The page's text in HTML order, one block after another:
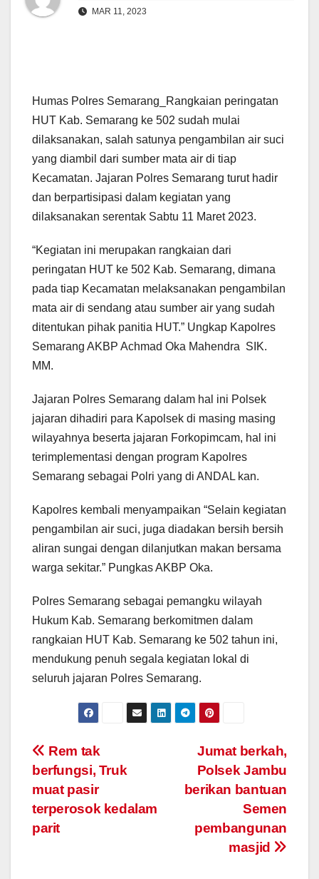
MAR 11, 2023
Humas Polres Semarang_Rangkaian peringatan
HUT Kab. Semarang ke 502 sudah mulai
dilaksanakan, salah satunya pengambilan air suci
yang diambil dari sumber mata air di tiap
Kecamatan. Jajaran Polres Semarang turut hadir
dan berpartisipasi dalam kegiatan yang
dilaksanakan serentak Sabtu 11 Maret 2023.
“Kegiatan ini merupakan rangkaian dari
peringatan HUT ke 502 Kab. Semarang, dimana
pada tiap Kecamatan melaksanakan pengambilan
mata air di sendang atau sumber air yang sudah
ditentukan pihak panitia HUT.” Ungkap Kapolres
Semarang AKBP Achmad Oka Mahendra SIK.
MM.
Jajaran Polres Semarang dalam hal ini Polsek
jajaran dihadiri para Kapolsek di masing masing
wilayahnya beserta jajaran Forkopimcam, hal ini
terimplementasi dengan program Kapolres
Semarang sebagai Polri yang di ANDAL kan.
Kapolres kembali menyampaikan “Selain kegiatan
pengambilan air suci, juga diadakan bersih bersih
aliran sungai dengan dilanjutkan makan bersama
warga sekitar.” Pungkas AKBP Oka.
Polres Semarang sebagai pemangku wilayah
Hukum Kab. Semarang berkomitmen dalam
rangkaian HUT Kab. Semarang ke 502 tahun ini,
mendukung penuh segala kegiatan lokal di
seluruh jajaran Polres Semarang.
Post
navigation
Jumat berkah,
Polsek Jambu
berikan bantuan
Semen
pembangunan
masjid
Rem tak
berfungsi, Truk
muat pasir
terperosok kedalam
parit